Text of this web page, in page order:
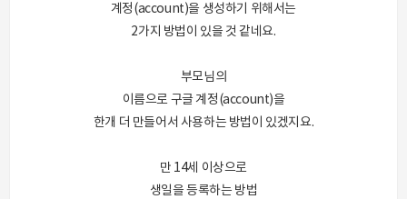
계정(account)을 생성하기 위해서는
2가지 방법이 있을 것 같네요.
부모님의
이름으로 구글 계정(account)을
한개 더 만들어서 사용하는 방법이 있겠지요.
만 14세 이상으로
생일을 등록하는 방법